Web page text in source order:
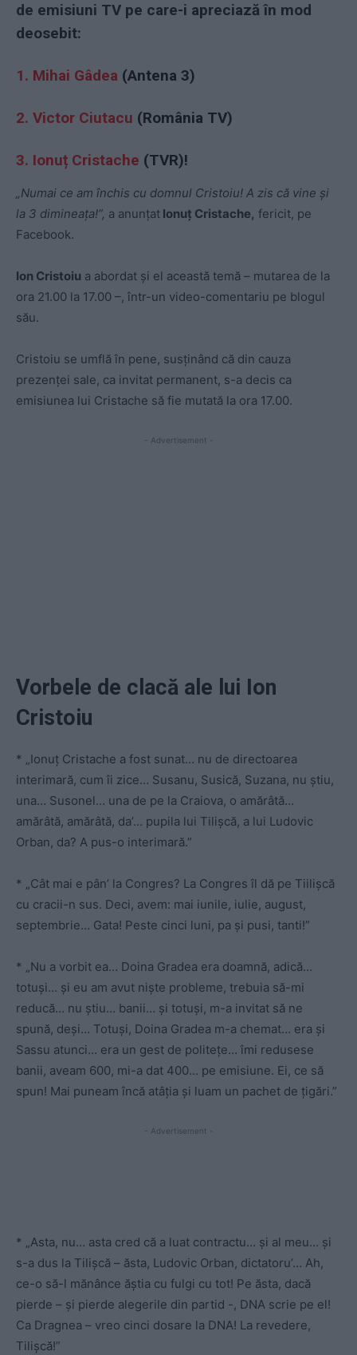
de emisiuni TV pe care-i apreciază în mod
deosebit:
1. Mihai Gâdea (Antena 3)
2. Victor Ciutacu (România TV)
3. Ionuț Cristache (TVR)!
„Numai ce am închis cu domnul Cristoiu! A zis că vine și
la 3 dimineața!”, a anunțat Ionuț Cristache, fericit, pe
Facebook.
Ion Cristoiu a abordat și el această temă – mutarea de la
ora 21.00 la 17.00 –, într-un video-comentariu pe blogul
său.
Cristoiu se umflă în pene, susținând că din cauza
prezenței sale, ca invitat permanent, s-a decis ca
emisiunea lui Cristache să fie mutată la ora 17.00.
- Advertisement -
Vorbele de clacă ale lui Ion
Cristoiu
* „Ionuț Cristache a fost sunat… nu de directoarea
interimară, cum îi zice… Susanu, Susică, Suzana, nu știu,
una… Susonel… una de pe la Craiova, o amărâtă…
amărâtă, amărâtă, da’… pupila lui Tilișcă, a lui Ludovic
Orban, da? A pus-o interimară.”
* „Cât mai e pân’ la Congres? La Congres îl dă pe Tiilișcă
cu cracii-n sus. Deci, avem: mai iunile, iulie, august,
septembrie… Gata! Peste cinci luni, pa și pusi, tanti!”
* „Nu a vorbit ea… Doina Gradea era doamnă, adică…
totuși… și eu am avut niște probleme, trebuia să-mi
reducă… nu știu… banii… și totuși, m-a invitat să ne
spună, deși… Totuși, Doina Gradea m-a chemat… era și
Sassu atunci… era un gest de politețe… îmi redusese
banii, aveam 600, mi-a dat 400… pe emisiune. Ei, ce să
spun! Mai puneam încă atâția și luam un pachet de țigări.”
- Advertisement -
* „Asta, nu… asta cred că a luat contractu… și al meu… și
s-a dus la Tilișcă – ăsta, Ludovic Orban, dictatoru’… Ah,
ce-o să-l mănânce ăștia cu fulgi cu tot! Pe ăsta, dacă
pierde – și pierde alegerile din partid -, DNA scrie pe el!
Ca Dragnea – vreo cinci dosare la DNA! La revedere,
Tilișcă!”